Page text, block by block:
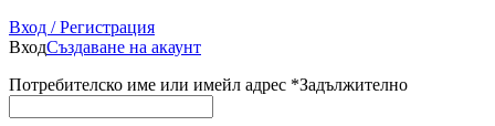
Вход / Регистрация
ВходСъздаване на акаунт
Потребителско име или имейл адрес *Задължително